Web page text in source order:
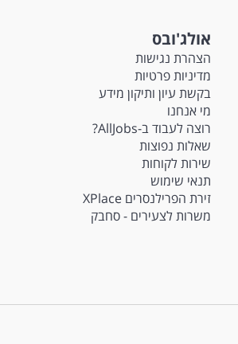
אולג'ובס
הצהרת נגישות
מדיניות פרטיות
בקשת עיון ותיקון מידע
מי אנחנו
רוצה לעבוד ב-AllJobs?
שאלות נפוצות
שירות לקוחות
תנאי שימוש
זירת הפרילנסרים XPlace
משרות לצעירים - סחבק